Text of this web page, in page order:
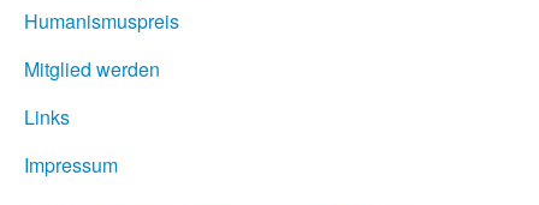
Humanismuspreis
Mitglied werden
Links
Impressum